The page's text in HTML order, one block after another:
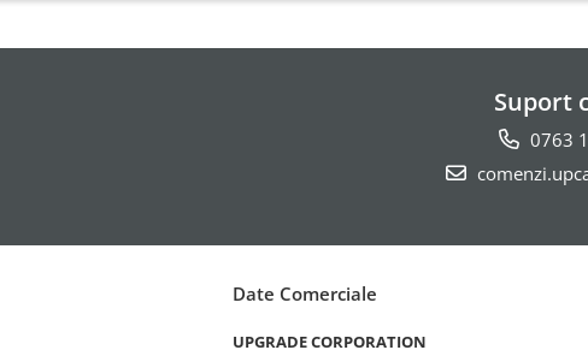
Suport
0763
Date Comerciale
UPGRADE CORPORATION